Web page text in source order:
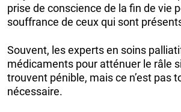
prise de conscience de la fin de vie
souffrance de ceux qui sont
Souvent, les experts en soins
médicaments pour atténuer le râle
trouvent pénible, mais ce n’est pas
nécessaire.